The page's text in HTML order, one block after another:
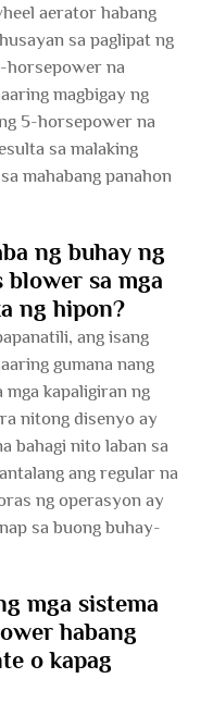
aerator habang
sa paglipat ng
horsepower na
magbigay ng
5-horsepower na
sa malaking
mahabang panahon
ng buhay ng
sa mga
ng hipon?
ang isang
gumana nang
mga kapaligiran ng
nitong disenyo ay
bahagi nito laban sa
ang regular na
ng operasyon ay
sa buong buhay-
mga sistema
habang
o kapag